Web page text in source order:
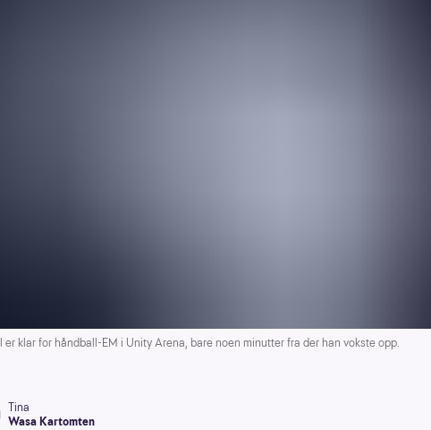
er klar for håndball-EM i Unity Arena, bare noen minutter fra der han vokste opp.
Tina
Wasa Kartomten